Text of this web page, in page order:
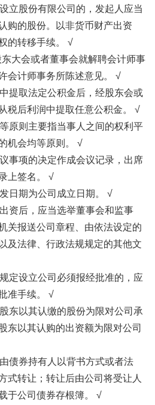
立股份有限公司的，发起人应当
购的股份。以非货币财产出资
的转移手续。 √
大会或者董事会就解聘会计师事
会计师事务所陈述意见。 √
提取法定公积金后，经股东会或
税后利润中提取任意公积金。 √
原则主要指当事人之间的权利平
机会均等原则。 √
事项的决定作成会议记录，出席
上签名。 √
日期为公司成立日期。 √
资后，应当选举董事会和监事
关报送公司章程、由依法设定的
及法律、行政法规规定的其他文
定设立公司必须报经批准的，应
准手续。 √
东以其认缴的股份为限对公司承
东以其认购的出资额为限对公司
债券持有人以背书方式或者法
式转让；转让后由公司将受让人
于公司债券存根簿。 √